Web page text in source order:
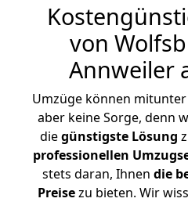
von
Annweiler
Umzüge können
aber keine Sorge, denn
diegünstigste Lösung
professionellen
stets daran, Ihnen die
Preisezu bieten. Wir